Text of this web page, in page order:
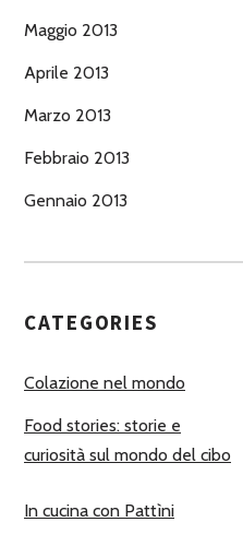
Maggio 2013
Aprile 2013
Marzo 2013
Febbraio 2013
Gennaio 2013
CATEGORIES
Colazione nel mondo
Food stories: storie e
curiosità sul mondo del cibo
In cucina con Pattìni